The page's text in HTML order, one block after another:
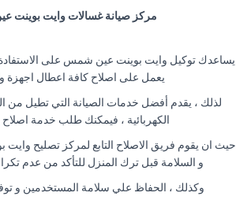
مركز صيانة غسالات وايت بوينت
يساعدك توكيل وايت بوينت عين شمس على
يعمل على اصلاح كافة اعطال اجهزة
لذلك ، يقدم أفضل خدمات الصيانة التي تطيل من
الكهربائية ، فيمكنك طلب خدمة
حيث ان يقوم فريق الاصلاح التابع لمركز تصليح وايت
و السلامة قبل ترك المنزل للتأكد من عدم
وكذلك ، الحفاظ علي سلامة المستخدمين و